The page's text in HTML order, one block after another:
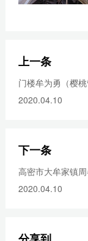
上一条
门楼牟为勇（樱桃
2020.04.10
下一条
高密市大牟家镇
2020.04.10